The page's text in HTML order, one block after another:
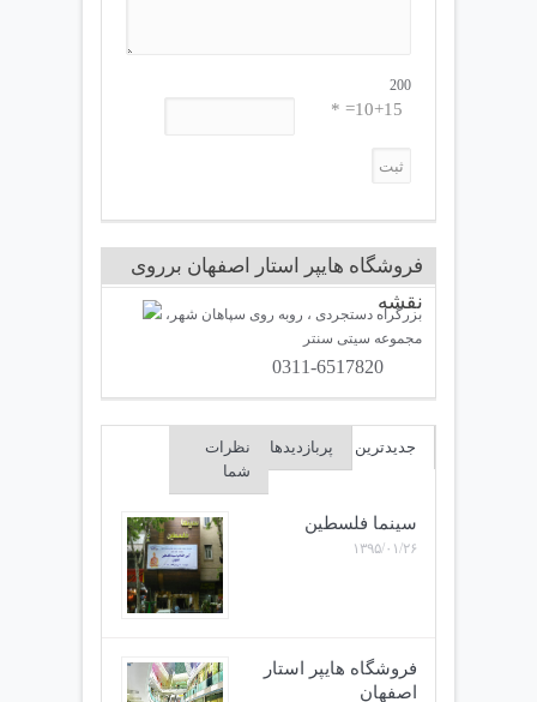
200
10+15= *
فروشگاه هایپر استار اصفهان برروی
نقشه
مجموعه سیتی سنتر
0311-6517820
جدیدترین پربازدیدها
نظرات
شما
سینما فلسطین
۱۳۹۵/۰۱/۲۶
فروشگاه هایپر استار
اصفهان